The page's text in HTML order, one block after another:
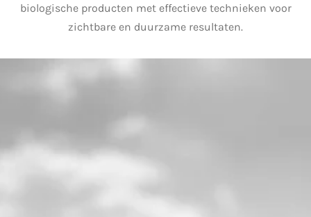
biologische producten met effectieve technieken voor
zichtbare en duurzame resultaten.